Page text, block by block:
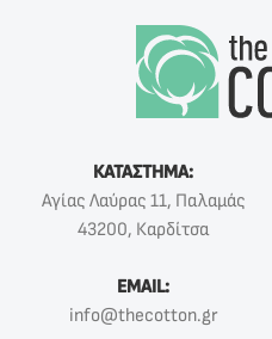
ΚΑΤΑΣΤΗΜΑ:
Αγίας Λαύρας 11, Παλαμάς
43200, Καρδίτσα
EMAIL:
info@thecotton.gr